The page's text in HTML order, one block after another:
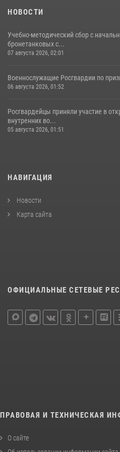
НОВОСТИ
Учебно-методический сбор с
бронетанковых с...
07 августа 2026, 02:01
Военнослужащие Росгвардии по
06 августа 2026, 01:52
Росгвардейцы приняли участие в
внутренних во...
05 августа 2026, 01:51
НАВИГАЦИЯ
Новости
Карта сайта
ОФИЦИАЛЬНЫЕ СЕТЕВЫЕ
ПРАВОВАЯ И ТЕХНИЧЕСКАЯ
О сайте